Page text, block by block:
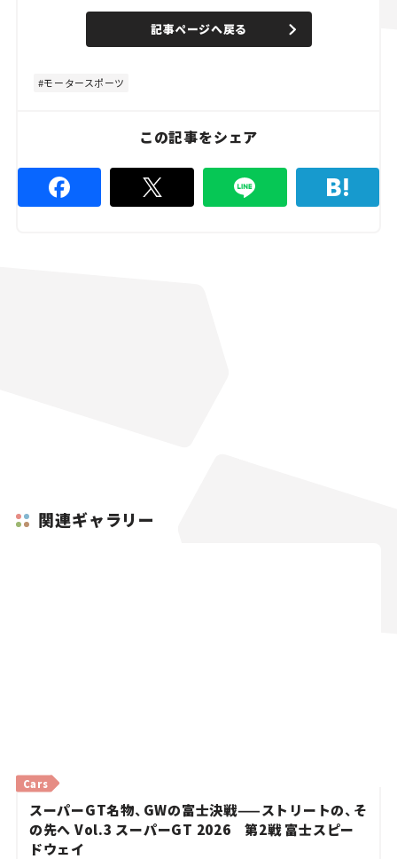
n
e
d
%
記事ページへ戻る
モータースポーツ
この記事をシェア
関連ギャラリー
Cars
スーパーGT名物、GWの富士決戦——ストリートの、そ
の先へ Vol.3 スーパーGT 2026 第2戦 富士スピー
ドウェイ